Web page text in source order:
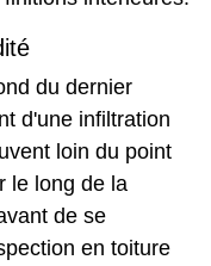
du dernier
d'une infiltration
loin du point
le long de la
de se
en toiture